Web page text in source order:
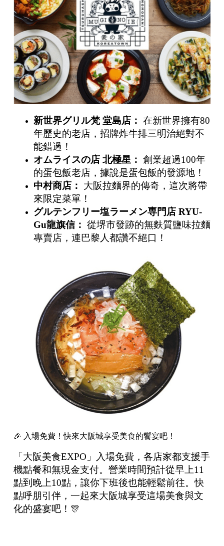
新世界グリル梵 堂島店： 在新世界擁有80
年歷史的老店，招牌炸牛排三明治絕對不
能錯過！
オムライスの店 北極星： 創業超過100年
的蛋包飯老店，據說是蛋包飯的發源地！
中村商店：
大阪拉麵界的傳奇，這次將帶
來限定菜單！
グルテンフリー塩ラーメン専門店RYU-
Gu龍旗信： 從堺市發跡的無麩質鹽味拉麵
專賣店，連巴黎人都讚不絕口！
🎉 入場免費！快來大阪城享受美食的饗宴吧！
「大阪美食EXPO」入場免費，各店家都支援手
機點餐和無現金支付。營業時間預計從早上11
點到晚上10點，讓你下班後也能輕鬆前往。快
點呼朋引伴，一起來大阪城享受這場美食與文
化的盛宴吧！🎊